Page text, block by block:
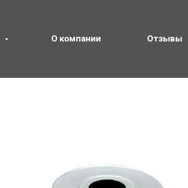
О компании Отзывы